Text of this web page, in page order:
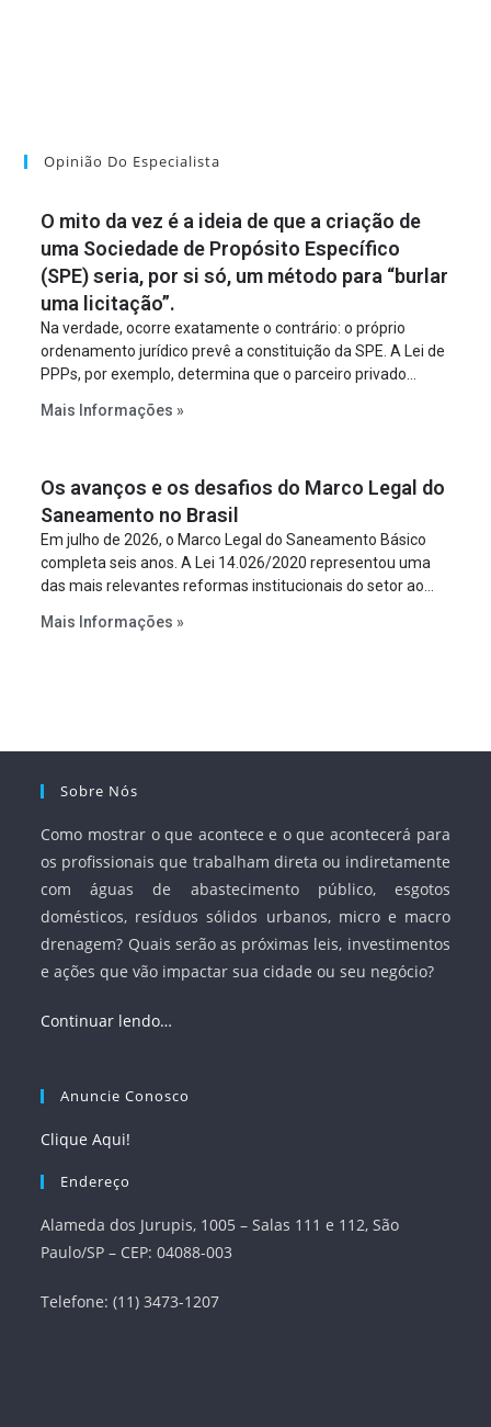
Opinião Do Especialista
O mito da vez é a ideia de que a criação de
uma Sociedade de Propósito Específico
(SPE) seria, por si só, um método para “burlar
uma licitação”.
Na verdade, ocorre exatamente o contrário: o próprio
ordenamento jurídico prevê a constituição da SPE. A Lei de
PPPs, por exemplo, determina que o parceiro privado
empreendimento. Ou seja, a suposta “fraude à licitação” é
projeto a projeto.
Mais Informações »
Os avanços e os desafios do Marco Legal do
Saneamento no Brasil
Em julho de 2026, o Marco Legal do Saneamento Básico
completa seis anos. A Lei 14.026/2020 representou uma
das mais relevantes reformas institucionais do setor ao
serviços, ampliar a participação da iniciativa privada,
Mais Informações »
Sobre Nós
Como mostrar o que acontece e o que acontecerá para
os profissionais que trabalham direta ou indiretamente
com águas de abastecimento público, esgotos
domésticos, resíduos sólidos urbanos, micro e macro
drenagem? Quais serão as próximas leis, investimentos
e ações que vão impactar sua cidade ou seu negócio?
Continuar lendo…
Anuncie Conosco
Clique Aqui!
Endereço
Alameda dos Jurupis, 1005 – Salas 111 e 112, São
Paulo/SP – CEP: 04088-003
Telefone: (11) 3473-1207